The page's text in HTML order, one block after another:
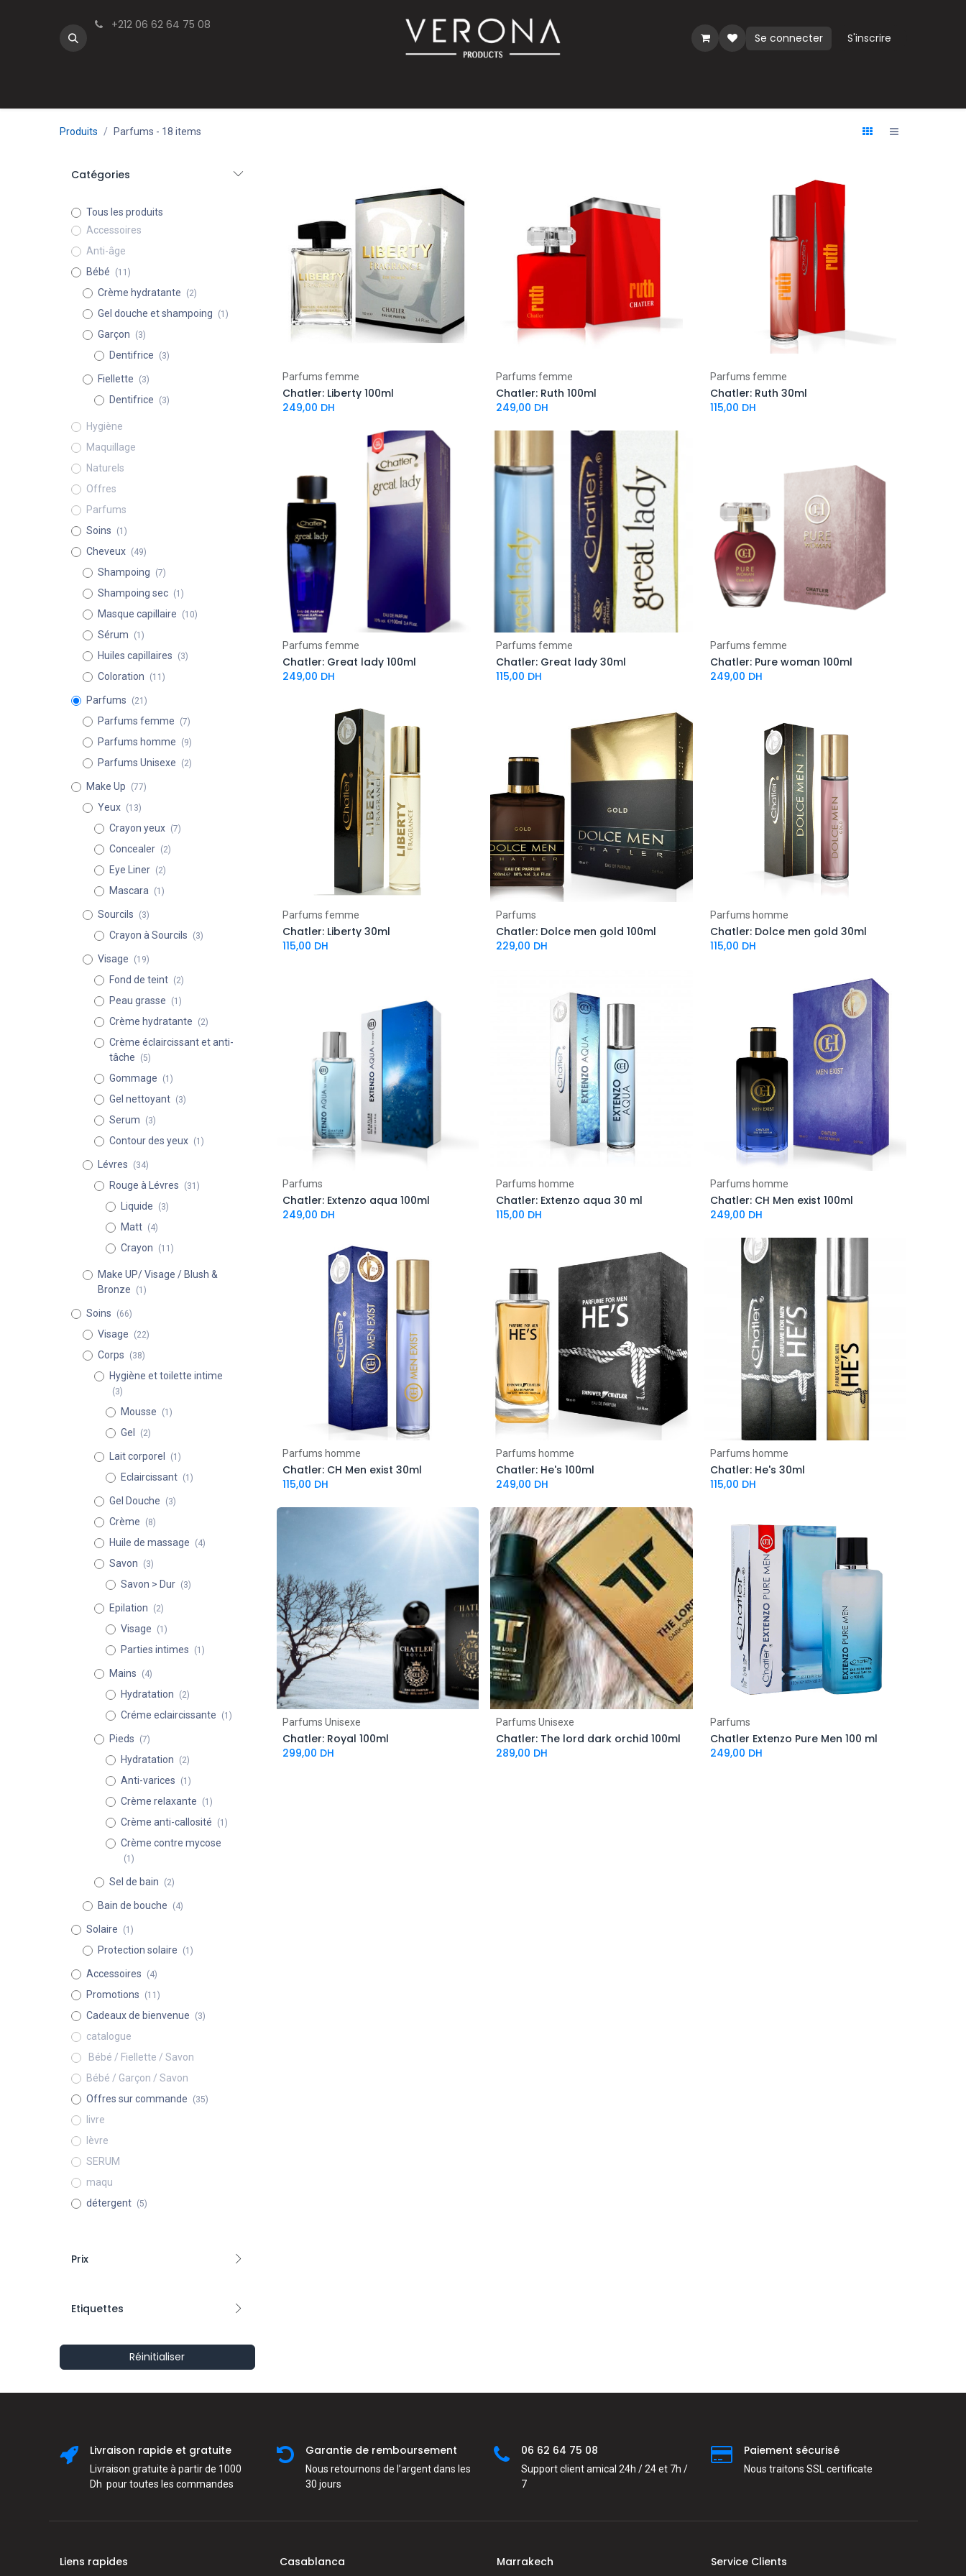
+212 06 62 64 75 08
Se connecter
S'inscrire
Produits Parfums - 18 items
Catégories
Tous les produits
Accessoires
Anti-âge
Bébé
(11)
Crème hydratante (2)
Gel douche et shampoing (1)
Garçon (3)
Dentifrice (3)
Fiellette (3)
Dentifrice (3)
Hygiène
Maquillage
Naturels
Offres
Parfums
Soins
(1)
Cheveux (49)
Shampoing (7)
Shampoing sec (1)
Masque capillaire (10)
Sérum (1)
Huiles capillaires (3)
Coloration (11)
Parfums (21)
Parfums femme (7)
Parfums homme (9)
Parfums Unisexe (2)
Make Up (77)
Yeux (13)
Crayon yeux (7)
Concealer (2)
Eye Liner (2)
Mascara (1)
Sourcils (3)
Crayon à Sourcils (3)
Visage (19)
Fond de teint (2)
Peau grasse (1)
Crème hydratante (2)
Crème éclaircissant et anti-
tâche
(5)
Gommage (1)
Gel nettoyant (3)
Serum (3)
Contour des yeux (1)
Lévres (34)
Rouge à Lévres (31)
Liquide (3)
Matt (4)
Crayon (11)
Make UP/ Visage / Blush &
Bronze
(1)
Soins (66)
Visage (22)
Corps (38)
Hygiène et toilette intime
(3)
Mousse (1)
Gel (2)
Lait corporel (1)
Eclaircissant (1)
Gel Douche (3)
Crème (8)
Huile de massage (4)
Savon (3)
Savon > Dur (3)
Epilation (2)
Visage (1)
Parties intimes (1)
Mains (4)
Hydratation (2)
Créme eclaircissante (1)
Pieds (7)
Hydratation (2)
Anti-varices (1)
Crème relaxante (1)
Crème anti-callosité (1)
Crème contre mycose
(1)
Sel de bain (2)
Bain de bouche (4)
Solaire (1)
Protection solaire (1)
Accessoires (4)
Promotions (11)
Cadeaux de bienvenue (3)
catalogue
​ Bébé / Fiellette / Savon
Bébé / Garçon / Savon
Offres sur commande
(35)
livre
lèvre
SERUM
maqu
détergent
(5)
Prix
Etiquettes
Vollaré Cosmetics
Réinitialiser
Parfums femme
Chatler: Liberty 100ml
249,00 DH
Parfums femme
Chatler: Ruth 100ml
249,00 DH
Parfums femme
Chatler: Ruth 30ml
115,00 DH
Parfums femme
Chatler: Great lady 100ml
249,00 DH
Parfums femme
Chatler: Great lady 30ml
115,00 DH
Parfums femme
Chatler: Pure woman 100ml
249,00 DH
Parfums femme
Chatler: Liberty 30ml
115,00 DH
Parfums
Chatler: Dolce men gold 100ml
229,00 DH
Parfums homme
Chatler: Dolce men gold 30ml
115,00 DH
Parfums
Chatler: Extenzo aqua 100ml
249,00 DH
Parfums homme
Chatler: Extenzo aqua 30 ml
115,00 DH
Parfums homme
Chatler: CH Men exist 100ml
249,00 DH
Parfums homme
Chatler: CH Men exist 30ml
115,00 DH
Parfums homme
Chatler: He's 100ml
249,00 DH
Parfums homme
Chatler: He's 30ml
115,00 DH
Parfums Unisexe
Chatler: Royal 100ml
299,00 DH
Parfums Unisexe
Chatler: The lord dark orchid 100ml
289,00 DH
Parfums
Chatler Extenzo Pure Men 100 ml
249,00 DH
Livraison rapide et gratuite
Livraison gratuite à partir de 1000
Dh pour toutes les commandes
Garantie de remboursement
Nous retournons de l’argent dans les
30 jours
06 62 64 75 08
Support client amical 24h / 24 et 7h /
7
Paiement sécurisé
Nous traitons SSL сertificate
Liens rapides Casablanca Marrakech Service Clients